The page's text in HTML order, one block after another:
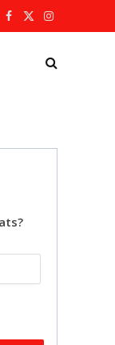
Facebook
X
Instagram